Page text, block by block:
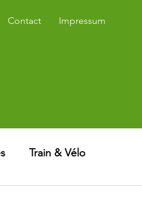
Contact Impressum
Train & Vélo